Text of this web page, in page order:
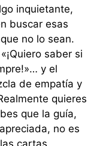
inquietante,
buscar esas
no lo sean.
saber si
y el
de empatía y
quieres
que la guía,
no es
cartas